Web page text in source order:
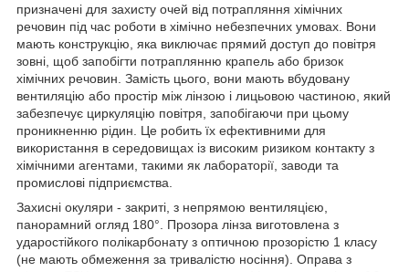
призначені для захисту очей від потрапляння хімічних
речовин під час роботи в хімічно небезпечних умовах. Вони
мають конструкцію, яка виключає прямий доступ до повітря
зовні, щоб запобігти потраплянню крапель або бризок
хімічних речовин. Замість цього, вони мають вбудовану
вентиляцію або простір між лінзою і лицьовою частиною, який
забезпечує циркуляцію повітря, запобігаючи при цьому
проникненню рідин. Це робить їх ефективними для
використання в середовищах із високим ризиком контакту з
хімічними агентами, такими як лабораторії, заводи та
промислові підприємства.
Захисні окуляри - закриті, з непрямою вентиляцією,
панорамний огляд 180°. Прозора лінза виготовлена з
ударостійкого полікарбонату з оптичною прозорістю 1 класу
(не мають обмеження за тривалістю носіння). Оправа з